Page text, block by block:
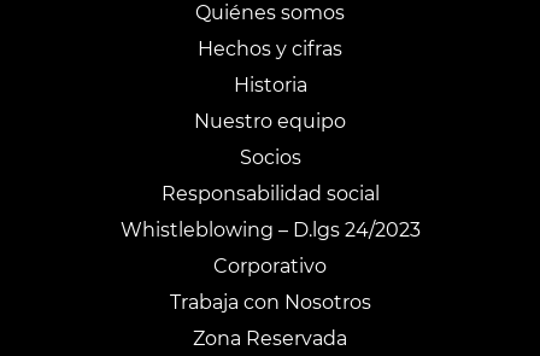
Quiénes somos
Hechos y cifras
Historia
Nuestro equipo
Socios
Responsabilidad social
Whistleblowing – D.lgs 24/2023
Corporativo
Trabaja con Nosotros
Zona Reservada